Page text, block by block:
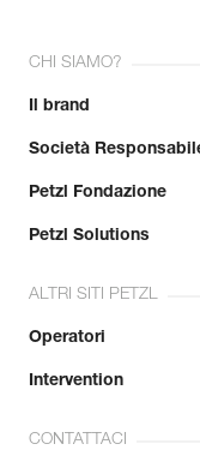
CHI SIAMO?
Il brand
Società
Petzl Fondazione
Petzl Solutions
ALTRI SITI PETZL
Operatori
Intervention
CONTATTACI